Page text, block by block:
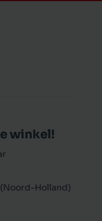
winkel!
(Noord-Holland)